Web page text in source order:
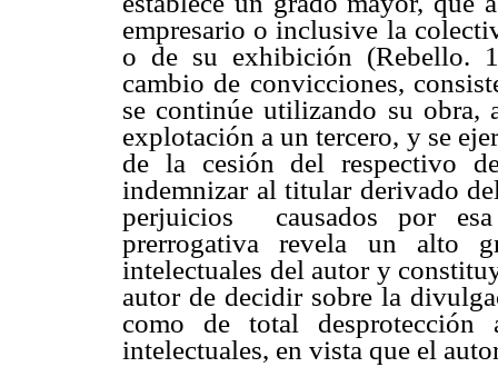
empresario o inclusive la
o de su exhibición (Rebello.
cambio de convicciones,
se continúe utilizando su obra,
explotación a un tercero, y se
de la cesión del respectivo
indemnizar al titular derivado
perjuicios causados por
prerrogativa revela un alto
intelectuales del autor y
autor de decidir sobre la
como de total desprotección
intelectuales, en vista que el